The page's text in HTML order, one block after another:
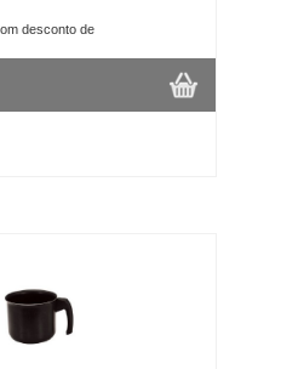
desconto de